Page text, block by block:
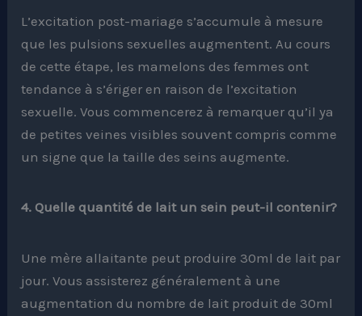
L’excitation post-mariage s’accumule à mesure
que les pulsions sexuelles augmentent. Au cours
de cette étape, les mamelons des femmes ont
tendance à s’ériger en raison de l’excitation
sexuelle. Vous commencerez à remarquer qu’il ya
de petites veines visibles souvent compris comme
un signe que la taille des seins augmente.
4. Quelle quantité de lait un sein peut-il contenir?
Une mère allaitante peut produire 30ml de lait par
jour. Vous assisterez généralement à une
augmentation du nombre de lait produit de 30ml